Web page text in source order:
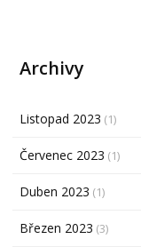
Archivy
Listopad 2023 (1)
Červenec 2023 (1)
Duben 2023 (1)
Březen 2023 (3)